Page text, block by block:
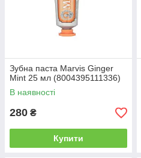
Зубна паста Marvis Ginger
Mint 25 мл (8004395111336)
В наявності
280 ₴
Купити